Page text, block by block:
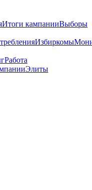
Итоги кампанииВыборы
Избиркомы
Работа
Элиты